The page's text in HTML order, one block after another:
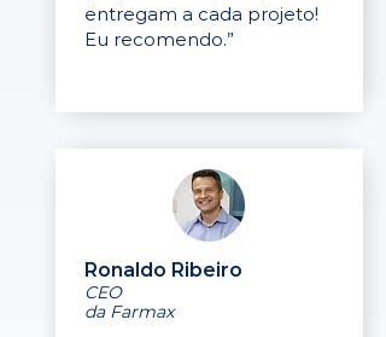
entregam a cada projeto!
Eu recomendo.”
Ronaldo Ribeiro
CEO
da Farmax